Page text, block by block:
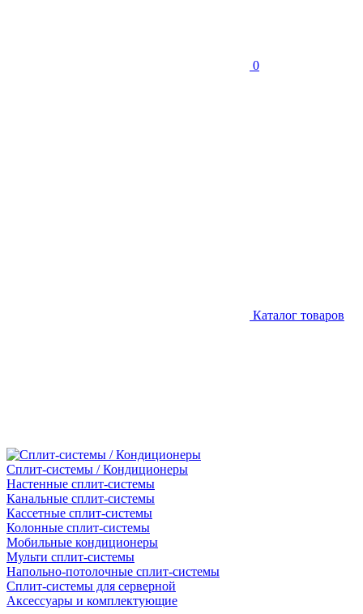
0
Каталог товаров
Сплит-системы / Кондиционеры
Настенные сплит-системы
Канальные сплит-системы
Кассетные сплит-системы
Колонные сплит-системы
Мобильные кондиционеры
Мульти сплит-системы
Напольно-потолочные сплит-системы
Сплит-системы для серверной
Аксессуары и комплектующие